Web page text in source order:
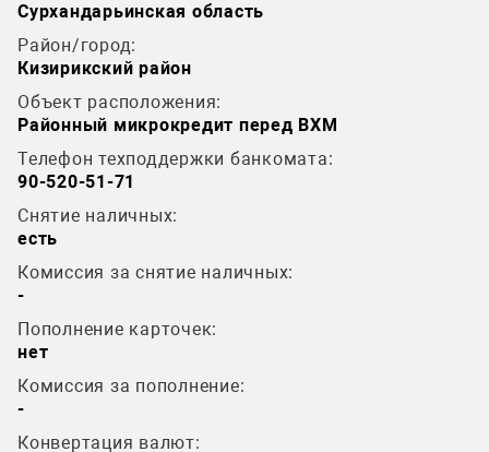
Сурхандарьинская область
Район/город:
Кизирикский район
Объект расположения:
Районный микрокредит перед BXM
Телефон техподдержки банкомата:
90-520-51-71
Снятие наличных:
есть
Комиссия за снятие наличных:
-
Пополнение карточек:
нет
Комиссия за пополнение:
-
Конвертация валют: